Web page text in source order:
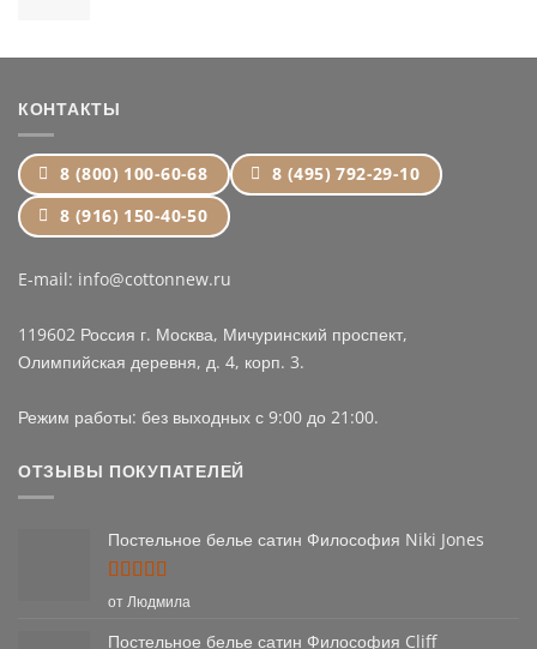
–
КОНТАКТЫ
8 (800) 100-60-68
8 (495) 792-29-10
8 (916) 150-40-50
E-mail: info@cottonnew.ru
119602 Россия г. Москва, Мичуринский проспект,
Олимпийская деревня, д. 4, корп. 3.
Режим работы: без выходных с 9:00 до 21:00.
ОТЗЫВЫ ПОКУПАТЕЛЕЙ
Постельное белье сатин Философия Niki Jones
Оценка5
от Людмила
Постельное белье сатин Философия Cliff